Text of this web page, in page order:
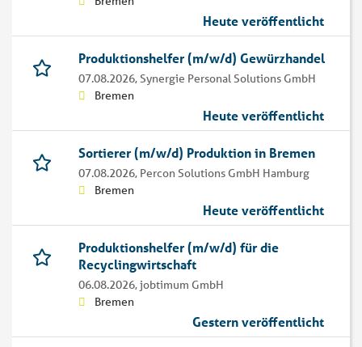
Heute veröffentlicht
Produktionshelfer (m/w/d) Gewürzhandel
07.08.2026,Synergie Personal Solutions GmbH
Bremen
Heute veröffentlicht
Sortierer (m/w/d) Produktion in Bremen
07.08.2026, Percon Solutions GmbH Hamburg
Bremen
Heute veröffentlicht
Produktionshelfer (m/w/d) für die
Recyclingwirtschaft
06.08.2026,jobtimum GmbH
Bremen
Gestern veröffentlicht